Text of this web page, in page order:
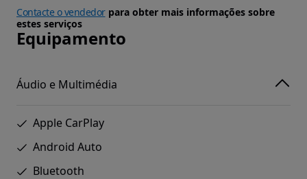
Contacte o vendedorpara obter mais informações sobre
estes serviços
Equipamento
Áudio e Multimédia
Apple CarPlay
Android Auto
Bluetooth